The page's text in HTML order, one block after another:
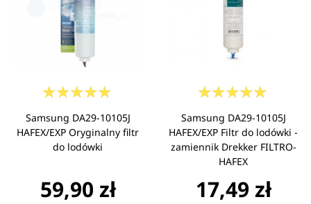
Samsung DA29-10105J
HAFEX/EXP Oryginalny filtr
do lodówki
59,90 zł
Samsung DA29-10105J
HAFEX/EXP Filtr do lodówki -
zamiennik Drekker FILTRO-
HAFEX
17,49 zł